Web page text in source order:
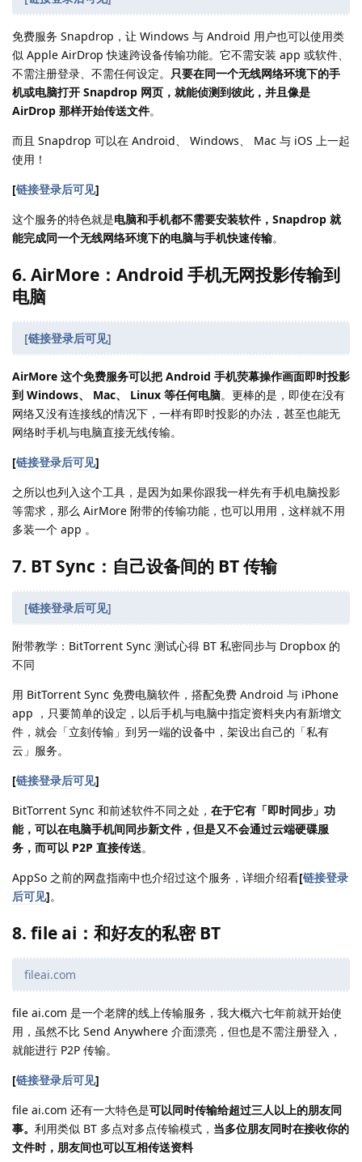
免费服务 Snapdrop，让 Windows 与 Android 用户也可以使用类
似 Apple AirDrop 快速跨设备传输功能。它不需安装 app 或软件、
不需注册登录、不需任何设定。
只要在同一个无线网络环境下的手
机或电脑打开 Snapdrop 网页，就能侦测到彼此，并且像是
AirDrop 那样开始传送文件。
而且 Snapdrop 可以在 Android、 Windows、 Mac 与 iOS 上一起
使用！
[链接登录后可见]
这个服务的特色就是电脑和手机都不需要安装软件，Snapdrop 就
能完成同一个无线网络环境下的电脑与手机快速传输。
6. AirMore：Android 手机无网投影传输到
电脑
[链接登录后可见]
AirMore 这个免费服务可以把 Android 手机荧幕操作画面即时投影
到 Windows、 Mac、 Linux 等任何电脑。更棒的是，即使在没有
网络又没有连接线的情况下，一样有即时投影的办法，甚至也能无
网络时手机与电脑直接无线传输。
[链接登录后可见]
之所以也列入这个工具，是因为如果你跟我一样先有手机电脑投影
等需求，那么 AirMore 附带的传输功能，也可以用用，这样就不用
多装一个 app 。
7. BT Sync：自己设备间的 BT 传输
[链接登录后可见]
附带教学：BitTorrent Sync 测试心得 BT 私密同步与 Dropbox 的
不同
用 BitTorrent Sync 免费电脑软件，搭配免费 Android 与 iPhone
app ，只要简单的设定，以后手机与电脑中指定资料夹内有新增文
件，就会「立刻传输」到另一端的设备中，架设出自己的「私有
云」服务。
[链接登录后可见]
BitTorrent Sync 和前述软件不同之处， 在于它有「即时同步」功
能，可以在电脑手机间同步新文件，但是又不会通过云端硬碟服
务，而可以 P2P 直接传送。
AppSo 之前的网盘指南中也介绍过这个服务，详细介绍看[链接登录
后可见]。
8. file ai：和好友的私密 BT
fileai.com
file ai.com 是一个老牌的线上传输服务，我大概六七年前就开始使
用，虽然不比 Send Anywhere 介面漂亮，但也是不需注册登入，
就能进行 P2P 传输。
[链接登录后可见]
file ai.com 还有一大特色是可以同时传输给超过三人以上的朋友同
事。 利用类似 BT 多点对多点传输模式， 当多位朋友同时在接收你的
文件时，朋友间也可以互相传送资料